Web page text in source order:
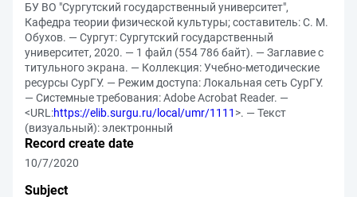
БУ ВО "Сургутский государственный университет",
Кафедра теории физической культуры; составитель: С. М.
Обухов. — Сургут: Сургутский государственный
университет, 2020. — 1 файл (554 786 байт). — Заглавие с
титульного экрана. — Коллекция: Учебно-методические
ресурсы СурГУ. — Режим доступа: Локальная сеть СурГУ.
— Системные требования: Adobe Acrobat Reader. —
<URL:https://elib.surgu.ru/local/umr/1111 >. — Текст
(визуальный): электронный
Record create date
10/7/2020
Subject